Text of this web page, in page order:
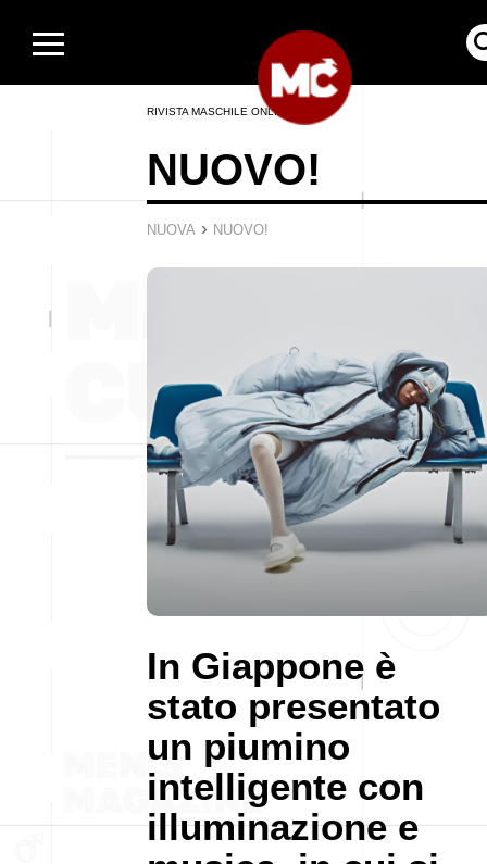
RIVISTA MASCHILE ONLINE
NUOVO!
NUOVA › NUOVO!
In Giappone è
stato presentato
un piumino
intelligente con
illuminazione e